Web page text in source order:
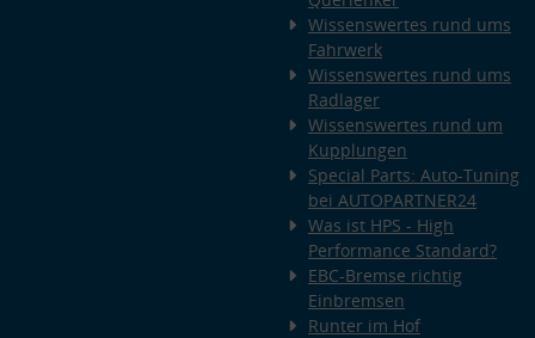
Wissenswertes rund ums
Fahrwerk
Wissenswertes rund ums
Radlager
Wissenswertes rund um
Kupplungen
Special Parts: Auto-Tuning
bei AUTOPARTNER24
Was ist HPS - High
Performance Standard?
EBC-Bremse richtig
Einbremsen
Runter im Hof